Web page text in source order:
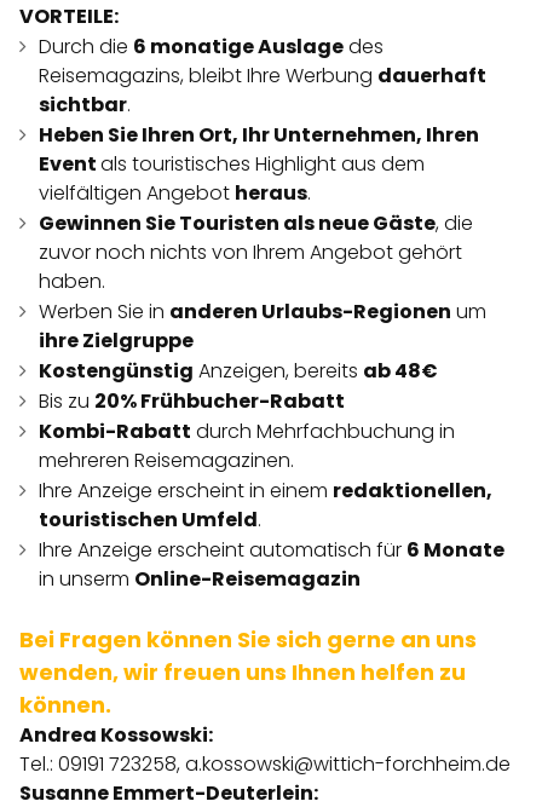
VORTEILE:
Durch die 6 monatige Auslagedes
Reisemagazins, bleibt Ihre Werbung dauerhaft
sichtbar.
Heben Sie Ihren Ort, Ihr Unternehmen, Ihren
Eventals touristisches Highlight aus dem
vielfältigen Angebot heraus.
Gewinnen Sie Touristen als neue Gäste, die
zuvor noch nichts von Ihrem Angebot gehört
haben.
Werben Sie in anderen Urlaubs-Regionen um
ihre Zielgruppe
Kostengünstig Anzeigen, bereits ab 48€
Bis zu 20% Frühbucher-Rabatt
Kombi-Rabatt durch Mehrfachbuchung in
mehreren Reisemagazinen.
Ihre Anzeige erscheint in einem redaktionellen,
touristischen Umfeld.
Ihre Anzeige erscheint automatisch für 6 Monate
in unserm Online-Reisemagazin
Bei Fragen können Sie sich gerne an uns
wenden, wir freuen uns Ihnen helfen zu
können.
Andrea Kossowski:
Tel.: 09191 723258,a.kossowski@wittich-forchheim.de
Susanne Emmert-Deuterlein: